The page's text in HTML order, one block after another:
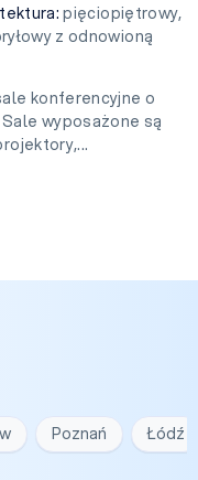
pięciopiętrowy,
z odnowioną
konferencyjne o
wyposażone są
Poznań Łódź